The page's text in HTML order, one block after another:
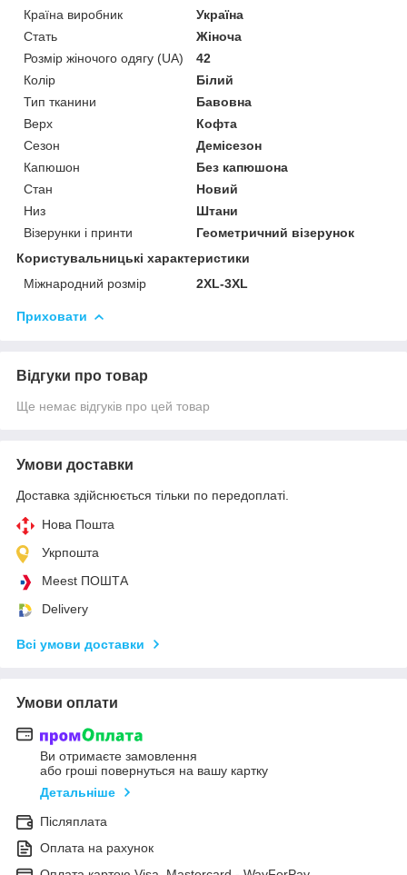
Країна виробник
Україна
Стать
Жіноча
Розмір жіночого одягу (UA)
42
Колір
Білий
Тип тканини
Бавовна
Верх
Кофта
Сезон
Демісезон
Капюшон
Без капюшона
Стан
Новий
Низ
Штани
Візерунки і принти
Геометричний візерунок
Користувальницькі характеристики
Міжнародний розмір
2XL-3XL
Приховати
Відгуки про товар
Ще немає відгуків про цей товар
Умови доставки
Доставка здійснюється тільки по передоплаті.
Нова Пошта
Укрпошта
Meest ПОШТА
Delivery
Всі умови доставки
Умови оплати
Ви отримаєте замовлення
або гроші повернуться на вашу картку
Детальніше
Післяплата
Оплата на рахунок